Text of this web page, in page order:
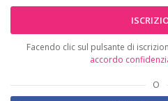
Facendo clic sul pulsante di
accordo
O